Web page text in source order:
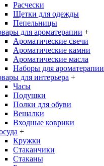
Расчески
Щетки для одежды
Пепельницы
для ароматерапии +
Ароматические свечи
Ароматические камни
Ароматические масла
Наборы для ароматерапии
для интерьера +
Часы
Подушки
Полки для обуви
Вешалки
Входные коврики
+
Кружки
Стаканчики
Стаканы